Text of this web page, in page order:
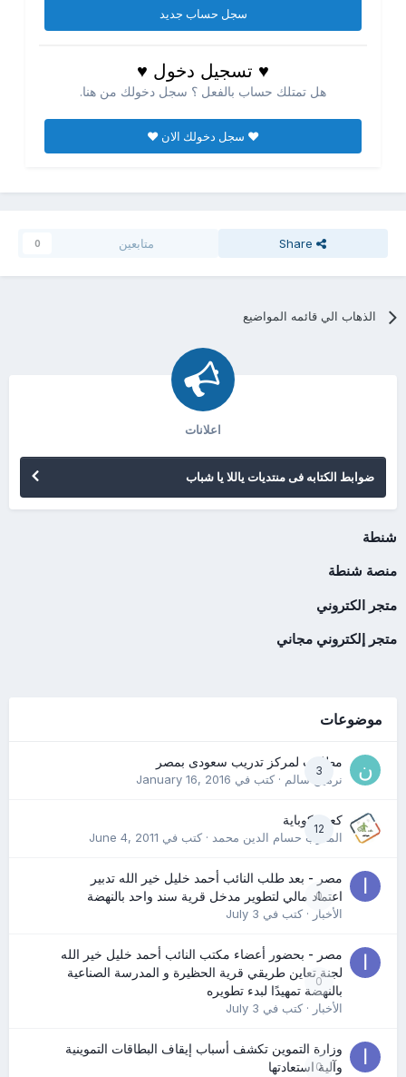
سجل حساب جديد
♥ تسجيل دخول ♥
هل تمتلك حساب بالفعل ؟ سجل دخولك من هنا.
♥ سجل دخولك الان ♥
Share متابعين 0
الذهاب الي قائمه المواضيع
اعلانات
ضوابط الكتابه فى منتديات ياللا يا شباب
شنطة
منصة شنطة
متجر الكتروني
متجر إلكتروني مجاني
موضوعات
3
مطلوب لمركز تدريب سعودى بمصر
نرمين سالم· كتب في January 16, 2016
12
كعب كوباية
المدرب حسام الدين محمد· كتب في June 4, 2011
0
مصر - بعد طلب النائب أحمد خليل خير الله تدبير
اعتماد مالي لتطوير مدخل قرية سند واحد بالنهضة
الأخبار· كتب في July 3
0
مصر - بحضور أعضاء مكتب النائب أحمد خليل خير الله
لجنة تعاين طريقي قرية الحظيرة و المدرسة الصناعية
بالنهضة تمهيدًا لبدء تطويره
الأخبار· كتب في July 3
0
وزارة التموين تكشف أسباب إيقاف البطاقات التموينية
وآلية استعادتها